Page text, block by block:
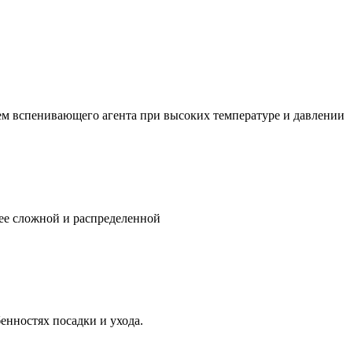
вспенивающего агента при высоких температуре и давлении
сложной и распределенной
посадки и ухода.